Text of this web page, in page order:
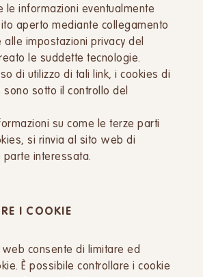
le informazioni eventualmente
aperto mediante collegamento
impostazioni privacy del
le suddette tecnologie.
di utilizzo di tali link, i cookies di
sono sotto il controllo del
su come le terze parti
si rinvia al sito web di
parte interessata.
I COOKIE
consente di limitare ed
È possibile controllare i cookie